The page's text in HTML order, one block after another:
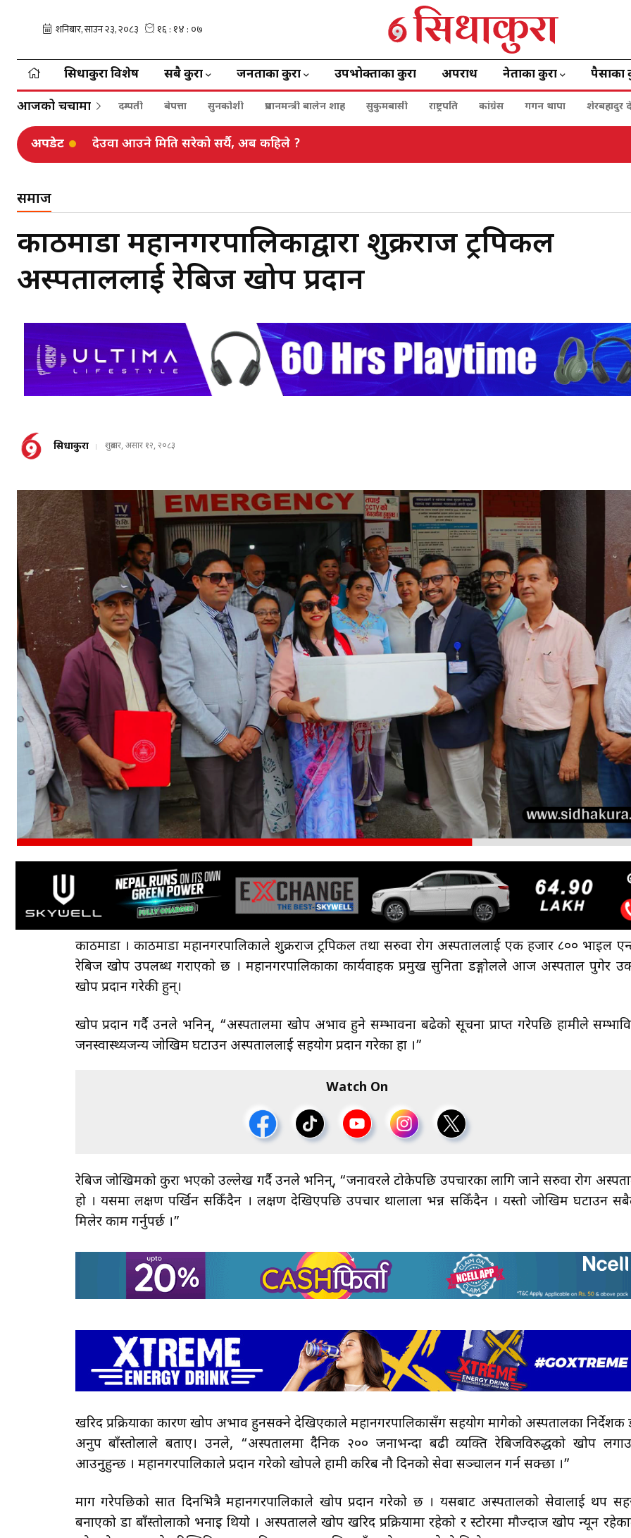
सिधाकुरा विशेष सबै कुरा जनताका कुरा उपभोक्ताका कुरा अपराध नेताका कुरा पैसाका
आजको चर्चामा दम्पती बेपत्ता सुनकोशी प्रधानमन्त्री बालेन शाह सुकुमबासी राष्ट्रपति कांग्रेस गगन थापा शेरबहादुर
अपडेट देउवा आउने मिति सरेको सर्यै, अब कहिले ?
समाज
काठमाडौँ महानगरपालिकाद्वारा शुक्रराज ट्रपिकल
अस्पताललाई रेबिज खोप प्रदान
सिधाकुरा शुक्रबार, असार १२, २०८३
काठमाडौँ । काठमाडौँ महानगरपालिकाले शुक्रराज ट्रपिकल तथा सरुवा रोग अस्पताललाई एक हजार ८०० भाइल
रेबिज खोप उपलब्ध गराएको छ । महानगरपालिकाका कार्यवाहक प्रमुख सुनिता डङ्गोलले आज अस्पताल पुगेर
खोप प्रदान गरेकी हुन्।
खोप प्रदान गर्दै उनले भनिन्, “अस्पतालमा खोप अभाव हुने सम्भावना बढेको सूचना प्राप्त गरेपछि हामीले
जनस्वास्थ्यजन्य जोखिम घटाउन अस्पताललाई सहयोग प्रदान गरेका हौँ ।”
Watch On
रेबिज जोखिमको कुरा भएको उल्लेख गर्दै उनले भनिन्, “जनावरले टोकेपछि उपचारका लागि जाने सरुवा रोग
हो । यसमा लक्षण पर्खिन सकिँदैन । लक्षण देखिएपछि उपचार थालौँला भन्न सकिँदैन । यस्तो जोखिम घटाउन
मिलेर काम गर्नुपर्छ ।”
खरिद प्रक्रियाका कारण खोप अभाव हुनसक्ने देखिएकाले महानगरपालिकासँग सहयोग मागेको अस्पतालका निर्देशक
अनुप बाँस्तोलाले बताए। उनले, “अस्पतालमा दैनिक २०० जनाभन्दा बढी व्यक्ति रेबिजविरुद्धको खोप
आउनुहुन्छ । महानगरपालिकाले प्रदान गरेको खोपले हामी करिब नौ दिनको सेवा सञ्चालन गर्न सक्छौँ ।”
माग गरेपछिको सात दिनभित्रै महानगरपालिकाले खोप प्रदान गरेको छ । यसबाट अस्पतालको सेवालाई थप
बनाएको डा बाँस्तोलाको भनाइ थियो । अस्पतालले खोप खरिद प्रक्रियामा रहेको र स्टोरमा मौज्दाज खोप न्यून